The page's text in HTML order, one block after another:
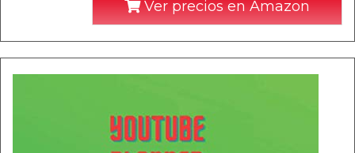
Ver precios en Amazon